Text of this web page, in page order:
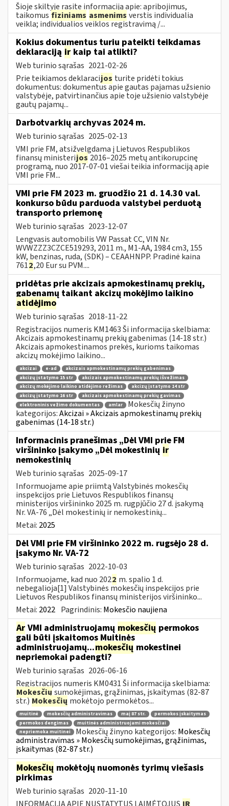
Šioje skiltyje rasite informaciją apie: apribojimus,
taikomus fiziniams asmenims verstis individualia
veikla; individualios veiklos registravimą /...
Kokius dokumentus turiu pateikti teikdamas
deklaraciją ir kaip tai atlikti?
Web turinio sąrašas 2021-02-26
Prie teikiamos deklaracijos turite pridėti tokius
dokumentus: dokumentus apie gautas pajamas užsienio
valstybėje, patvirtinančius apie toje užsienio valstybėje
gautų pajamų...
Darbotvarkių archyvas 2024 m.
Web turinio sąrašas 2025-02-13
VMI prie FM, atsižvelgdama į Lietuvos Respublikos
finansų ministerijos 2016–2025 metų antikorupcinę
programą, nuo 2017-07-01 viešai teikia informaciją apie
VMI prie FM...
VMI prie FM 2023 m. gruodžio 21 d. 14.30 val.
konkurso būdu parduoda valstybei perduotą
transporto priemonę
Web turinio sąrašas 2023-12-07
Lengvasis automobilis VW Passat CC, VIN Nr.
WVWZZZ3CZCE519293, 2011 m., M1-AA, 1984 cm3, 155
kW, benzinas, ruda, (SDK) – CEAAHNPP. Pradinė kaina
7612,20 Eur su PVM....
pridėtas prie akcizais apmokestinamų prekių,
gabenamų taikant akcizų mokėjimo laikino
atidėjimo
Web turinio sąrašas 2018-11-22
Registracijos numeris KM1463 Ši informacija skelbiama:
Akcizais apmokestinamų prekių gabenimas (14-18 str.)
Akcizais apmokestinamos prekės, kurioms taikomas
akcizų mokėjimo laikino...
akcizai e-ad
akcizais apmokestinamų prekių gabenimas
akcizų įstatymo 15 str
akcizais apmokestinamų prekių išvežimas
akcizų mokėjimo laikino atidėjimo režimas
akcizų įstatymo 14 str
akcizų įstatymo 16 str
akcizais apmokestinamų prekių gavimas
elektroninis vežimo dokumentas
amlar
Mokesčių žinyno
kategorijos:Akcizai » Akcizais apmokestinamų prekių
gabenimas (14-18 str.)
Informacinis pranešimas „Dėl VMI prie FM
viršininko įsakymo „Dėl mokestinių ir
nemokestinių
Web turinio sąrašas 2025-09-17
Informuojame apie priimtą Valstybinės mokesčių
inspekcijos prie Lietuvos Respublikos finansų
ministerijos viršininko 2025 m. rugpjūčio 27 d. įsakymą
Nr. VA-76 „Dėl mokestinių ir nemokestinių...
Metai: 2025
Dėl VMI prie FM viršininko 2022 m. rugsėjo 28 d.
įsakymo Nr. VA-72
Web turinio sąrašas 2022-10-03
Informuojame, kad nuo 2022 m. spalio 1 d.
nebegalioja[1] Valstybinės mokesčių inspekcijos prie
Lietuvos Respublikos finansų ministerijos viršininko...
Metai: 2022 Pagrindinis: Mokesčio naujiena
Ar VMI administruojamų mokesčių permokos
gali būti įskaitomos Muitinės
administruojamų...mokesčių mokestinei
nepriemokai padengti?
Web turinio sąrašas 2026-06-16
Registracijos numeris KM0431 Ši informacija skelbiama:
Mokesčių sumokėjimas, grąžinimas, įskaitymas (82-87
str.)Mokesčių mokėtojo permokėtos...
muitinė mokesčių administravimas maį 87 str.
permokos įskaitymas
permokos dengimas
muitinės administruojami mokesčiai
nepriemoka muitinei
Mokesčių žinyno kategorijos: Mokesčių
administravimas » Mokesčių sumokėjimas, grąžinimas,
įskaitymas (82-87 str.)
Mokesčių mokėtojų nuomonės tyrimų viešasis
pirkimas
Web turinio sąrašas 2020-11-10
INFORMACIJA APIE NUSTATYTUS LAIMĖTOJUS IR